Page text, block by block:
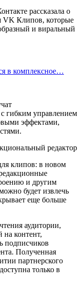
рассказала о
VK Клипов, которые
и виральный
в комплексное…
гибким управлением
эффектами,
клипов: в новом
и другим
будет извлечь
еще больше
аудитории,
на контент,
подписчиков
Полученная
партнерского
только в